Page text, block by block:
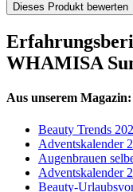
Dieses Produkt bewerten
WHAMISA
Aus unserem Magazin:
Beauty Trends
Adventskalender
Augenbrauen
Adventskalender
Beauty-